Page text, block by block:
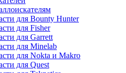
для Bounty Hunter
для Fisher
для Garrett
для Minelab
для Nokta и Makro
для Quest